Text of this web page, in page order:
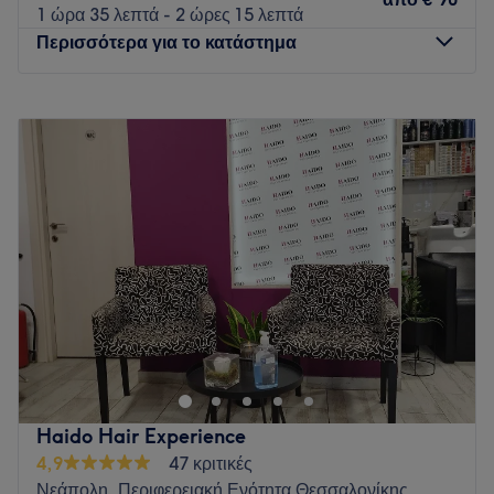
1 ώρα 35 λεπτά - 2 ώρες 15 λεπτά
Περισσότερα για το κατάστημα
Τρίτη
09:00–20:00
09:00–20:00
09:00–20:00
Παρασκευή
09:00 –20:00
Σάββατο
09:00 –17:00
Κυριακή
Κλειστό
Το Prime Beauty Salon SKG είναι ένα κομμωτήριο που
βρίσκεται στη Θεσσαλονίκη. Είναι ένας χώρος που
δημιουργήθηκε με πολύ αγάπη και φροντίδα, για να
προσφέρει στους πελάτες του υψηλής ποιότητας υπηρεσίες
κομμωτικής.
Συγκοινωνία
Haido Hair Experience
4,9
47 κριτικές
Νεάπολη, Περιφερειακή Ενότητα Θεσσαλονίκης